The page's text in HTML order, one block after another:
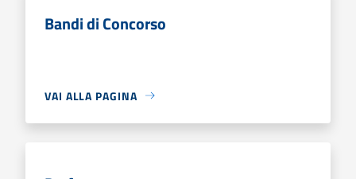
Bandi di Concorso
VAI ALLA PAGINA